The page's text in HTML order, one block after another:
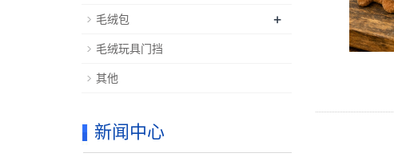
毛绒包 +
毛绒玩具门挡
其他
新闻中心